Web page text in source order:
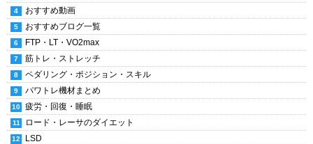
おすすめ動画
おすすめブログ一覧
FTP・LT・VO2max
筋トレ・ストレッチ
ペダリング・ポジション・スキル
パワトレ機材まとめ
疲労・回復・睡眠
ロード・レーサのダイエット
LSD